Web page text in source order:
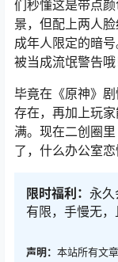
们秒懂这是带点
景，但配上两人
成年人限定的暗
被当成流氓警告哦
毕竟在《原神》
存在，再加上玩
满。现在二创圈
了，什么办公室
限时福利： 永
有限，手慢无
声明： 本站所有文